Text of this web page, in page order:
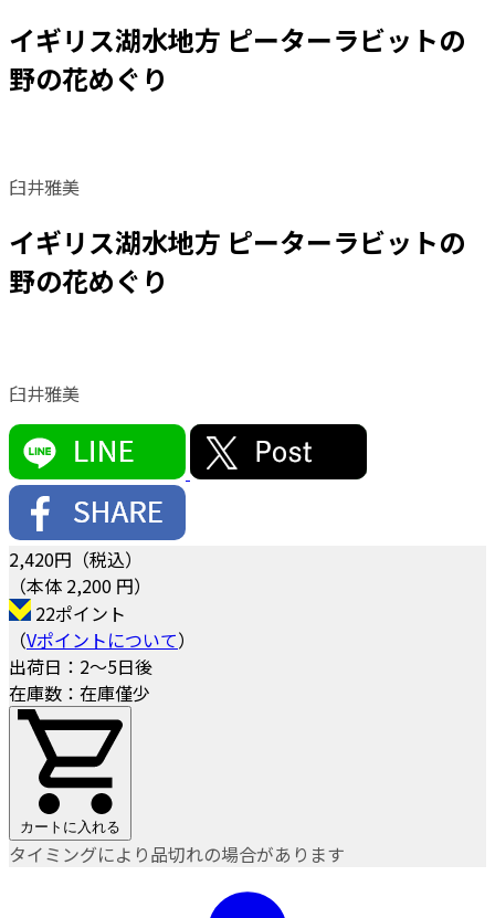
イギリス湖水地方 ピーターラビットの
野の花めぐり
臼井雅美
イギリス湖水地方 ピーターラビットの
野の花めぐり
臼井雅美
2,420円（税込）
（本体 2,200 円）
22ポイント
（Vポイントについて）
出荷日：2～5日後
在庫数：在庫僅少
カートに入れる
タイミングにより品切れの場合があります